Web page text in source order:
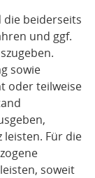
die beiderseits
und ggf.
sowie
oder teilweise
leisten. Für die
soweit